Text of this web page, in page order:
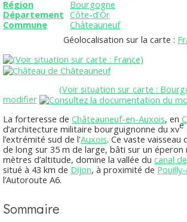
Région
Bourgogne
Département Côte-d'Or
Commune
Châteauneuf
Géolocalisation sur la carte :
(Voir situation sur carte :
modifier
La forteresse de Châteauneuf-en-Auxois, en
d’architecture militaire bourguignonne du xve
l’extrémité sud de l'Auxois. Ce vaste vaisseau
de long sur 35 m de large, bâti sur un éperon
mètres d’altitude, domine la vallée du canal
situé à 43 km de Dijon, à proximité de
l’Autoroute A6.
Sommaire